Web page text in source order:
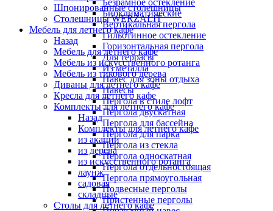
Безрамное остекление
Биоклиматические
Вертикальная пергола
Гильотинное остекление
Горизонтальная пергола
Для террасы
Из металла
Навес для зоны отдыха
Навесы
Пергола в стиле лофт
Пергола двускатная
Пергола для бассейна
Пергола для парка
Пергола из стекла
Пергола односкатная
Пергола отдельностоящая
Пергола прямоугольная
Подвесные перголы
Пристенные перголы
Шпонированные столешницы
Столешницы WERZALIT
Мебель для летнего кафе
Назад
Мебель для летнего кафе
Мебель из искусственного ротанга
Мебель из тикового дерева
Диваны для летнего кафе
Кресла для летнего кафе
Комплекты для летнего кафе
Назад
Комплекты для летнего кафе
из акации
из дерева
из искусственного ротанга
лаунж
садовая
складные
Столы для летнего кафе